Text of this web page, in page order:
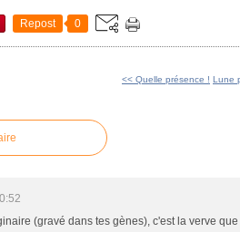
Repost 0
<< Quelle présence ! Lune
(gravé dans tes gènes), c'est la verve